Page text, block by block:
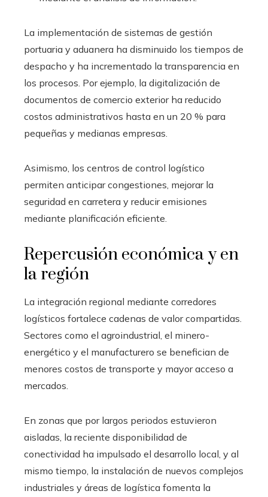
La implementación de sistemas de gestión
portuaria y aduanera ha disminuido los tiempos de
despacho y ha incrementado la transparencia en
los procesos. Por ejemplo, la digitalización de
documentos de comercio exterior ha reducido
costos administrativos hasta en un 20 % para
pequeñas y medianas empresas.
Asimismo, los centros de control logístico
permiten anticipar congestiones, mejorar la
seguridad en carretera y reducir emisiones
mediante planificación eficiente.
Repercusión económica y en
la región
La integración regional mediante corredores
logísticos fortalece cadenas de valor compartidas.
Sectores como el agroindustrial, el minero-
energético y el manufacturero se benefician de
menores costos de transporte y mayor acceso a
mercados.
En zonas que por largos periodos estuvieron
aisladas, la reciente disponibilidad de
conectividad ha impulsado el desarrollo local, y al
mismo tiempo, la instalación de nuevos complejos
industriales y áreas de logística fomenta la